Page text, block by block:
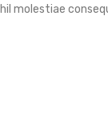
molestiae